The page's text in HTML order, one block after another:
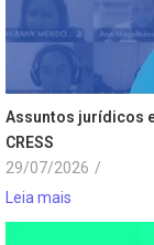
Assuntos jurídicos
CRESS
29/07/2026 /
Leia mais